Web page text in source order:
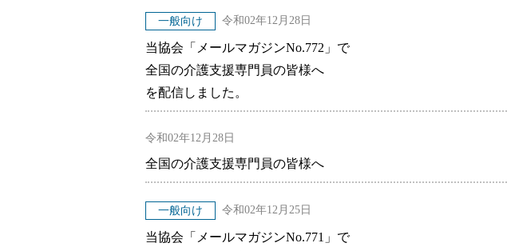
一般向け 令和02年12月28日
当協会「メールマガジンNo.772」で
全国の介護支援専門員の皆様へ
を配信しました。
令和02年12月28日
全国の介護支援専門員の皆様へ
一般向け 令和02年12月25日
当協会「メールマガジンNo.771」で